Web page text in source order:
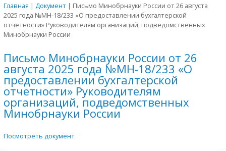
Главная | Документ | Письмо Минобрнауки России от 26 августа
2025 года №МН-18/233 «О предоставлении бухгалтерской
отчетности» Руководителям организаций, подведомственных
Минобрнауки России
Письмо Минобрнауки России от 26
августа 2025 года №МН-18/233 «О
предоставлении бухгалтерской
отчетности» Руководителям
организаций, подведомственных
Минобрнауки России
Посмотреть документ